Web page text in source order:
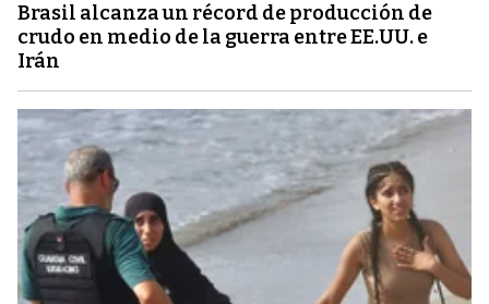
Brasil alcanza un récord de producción de
crudo en medio de la guerra entre EE.UU. e
Irán